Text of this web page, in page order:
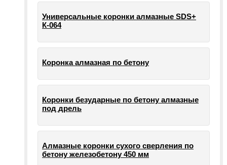
Универсальные коронки алмазные SDS+
К-064
Коронка алмазная по бетону
Коронки безударные по бетону алмазные
под дрель
Алмазные коронки сухого сверления по
бетону железобетону 450 мм